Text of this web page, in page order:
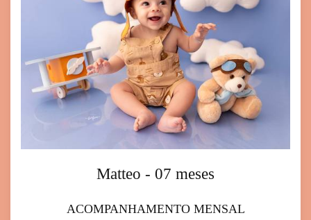
Matteo - 07 meses
ACOMPANHAMENTO MENSAL